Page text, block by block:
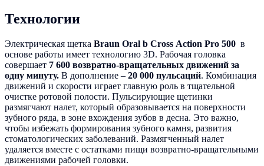
Технологии
Электрическая щетка Braun Oral b Cross Action Pro 500 в
основе работы имеет технологию 3D. Рабочая головка
совершает 7 600 возвратно-вращательных движений за
одну минуту. В дополнение – 20 000 пульсаций. Комбинация
движений и скорости играет главную роль в тщательной
очистке ротовой полости. Пульсирующие щетинки
размягчают налет, который образовывается на поверхности
зубного ряда, в зоне вхождения зубов в десна. Это важно,
чтобы избежать формирования зубного камня, развития
стоматологических заболеваний. Размягченный налет
удаляется вместе с остатками пищи возвратно-вращательными
движениями рабочей головки.